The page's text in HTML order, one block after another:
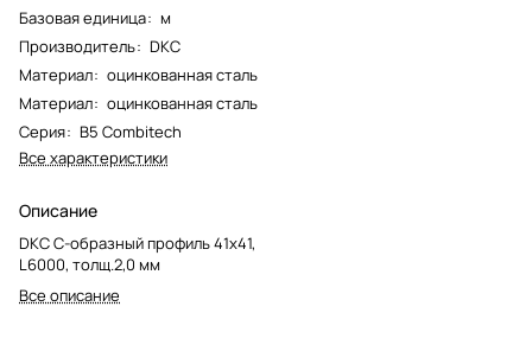
Базовая единица: м
Производитель: DKC
Материал: оцинкованная сталь
Материал: оцинкованная сталь
Серия: B5 Combitech
Все характеристики
Описание
DKC С-образный профиль 41х41,
L6000, толщ.2,0 мм
Все описание